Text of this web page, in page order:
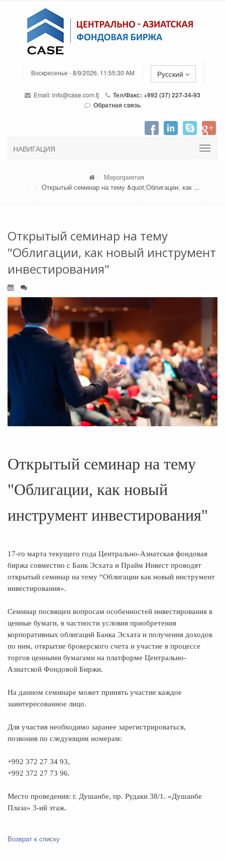
Воскресенье - 8/9/2026, 11:55:30 AM Русский
Email:info@case.com.tj
Тел/Факс: +992 (37) 227-34-93
Обратная связь
НАВИГАЦИЯ
Мероприятия
Открытый семинар на тему &quot;Облигации, как ...
Открытый семинар на тему
"Облигации, как новый инструмент
инвестирования"
Открытый семинар на тему
"Облигации, как новый
инструмент инвестирования"
17-го марта текущего года Центрально-Азиатская фондовая
биржа совместно с Банк Эсхата и Прайм Инвест проводят
открытый семинар на тему “Облигации как новый инструмент
инвестирования».
Семинар посвящен вопросам особенностей инвестирования в
ценные бумаги, в частности условия приобретения
корпоративных облигаций Банка Эсхата и получения доходов
по ним, открытие брокерского счета и участие в процессе
торгов ценными бумагами на платформе Центрально-
Азиатской Фондовой Биржи.
На данном семинаре может принять участие каждое
заинтересованное лицо.
Для участия необходимо заранее зарегистрироваться,
позвонив по следующим номерам:
+992 372 27 34 93,
+992 372 27 73 96.
Место проведения: г. Душанбе, пр. Рудаки 38/1. «Душанбе
Плаза» 3-ий этаж.
Возврат к списку